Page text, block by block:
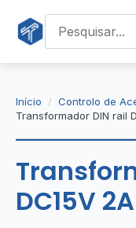
Início Controlo de
Transformador DIN rail
DC15V 2A